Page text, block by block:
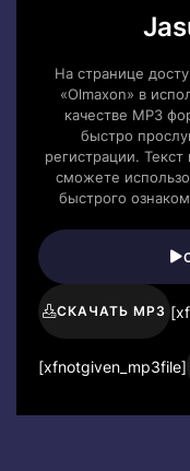
На странице
«Olmaxon» в
качестве MP3
быстро
регистрации.
сможете
быстрого
СКАЧАТЬ MP3
[xfnotgiven_mp3file]